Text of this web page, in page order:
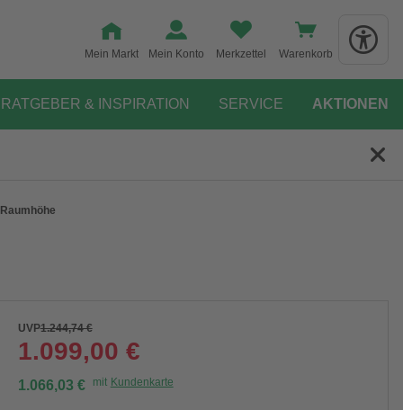
Mein Markt Mein Konto Merkzettel Warenkorb
RATGEBER & INSPIRATION SERVICE AKTIONEN
UVP1.244,74 €
1.099,00 €
1.066,03 € mit Kundenkarte